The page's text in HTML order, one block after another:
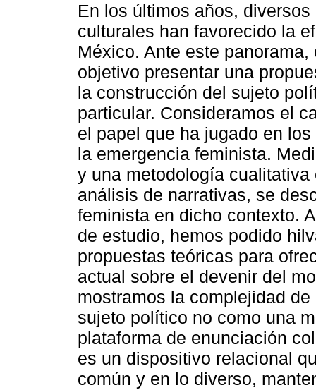
En los últimos años,
culturales han favorecido la
México. Ante este
objetivo presentar una
la construcción del sujeto
particular. Consideramos el
el papel que ha jugado en
la emergencia feminista.
y una metodología
análisis de narrativas, se
feminista en dicho contexto.
de estudio, hemos podido
propuestas teóricas para
actual sobre el devenir del
mostramos la complejidad
sujeto político no como una
plataforma de enunciación
es un dispositivo relacional
común y en lo diverso,